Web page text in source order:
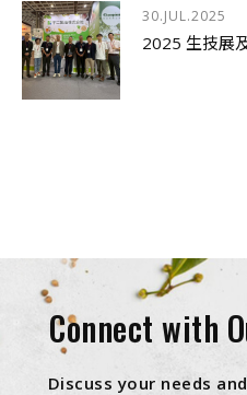
30.JUL.2025
2025 生技展
Connect with
Discuss your needs